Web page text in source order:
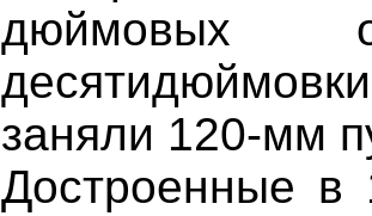
дюймовых
заняли 120-мм
Достроенные в